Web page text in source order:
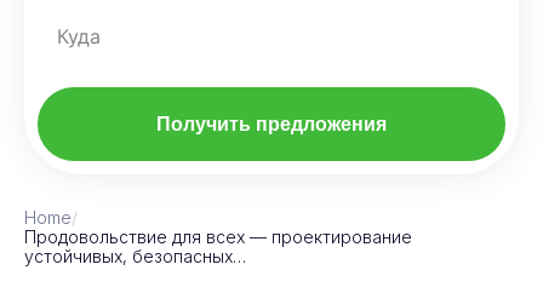
Куда
Получить предложения
Home/
Продовольствие для всех — проектирование
устойчивых, безопасных…